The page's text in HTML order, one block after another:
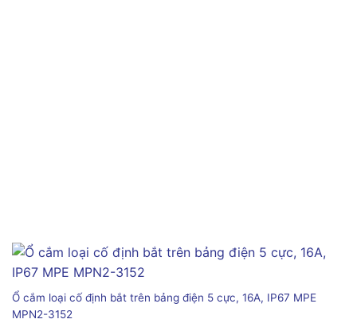
Ổ cắm loại cố định bắt trên bảng điện 5 cực, 16A, IP67 MPE
MPN2-3152